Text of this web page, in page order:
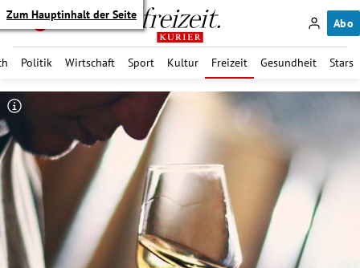
Zum Hauptinhalt der Seite
Abo
Politik Wirtschaft Sport Kultur Freizeit Gesundheit Stars